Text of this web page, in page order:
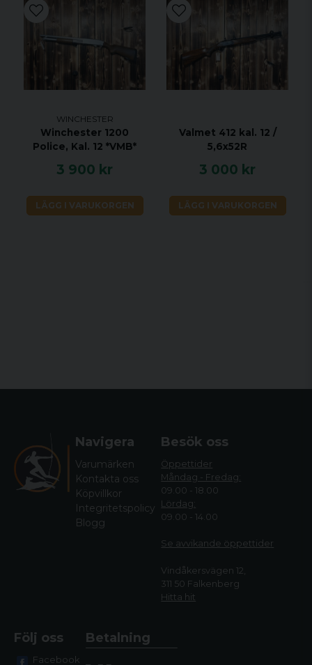
WINCHESTER
Winchester 1200
Police, Kal. 12 *VMB*
3 900 kr
LÄGG I VARUKORGEN
Valmet 412 kal. 12 /
5,6x52R
3 000 kr
LÄGG I VARUKORGEN
Navigera
Varumärken
Kontakta oss
Köpvillkor
Integritetspolicy
Blogg
Besök oss
Öppettider
Måndag - Fredag:
09.00 - 18.00
Lördag:
09.00 - 14.00
Se avvikande öppettider
Vindåkersvägen 12,
311 50 Falkenberg
Hitta hit
Följ oss
Facebook
Betalning